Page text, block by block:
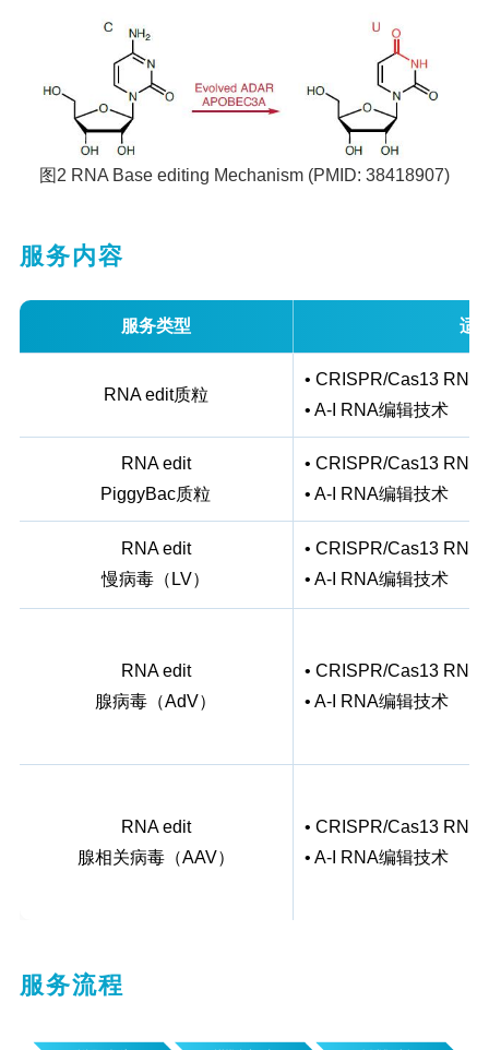
图2 RNA Base editing Mechanism (PMID: 38418907)
服务内容
服务类型 适
RNA edit质粒
• CRISPR/Cas13 RNA
• A-I RNA编辑技术
RNA edit
PiggyBac质粒
• CRISPR/Cas13 RNA
• A-I RNA编辑技术
RNA edit
慢病毒（LV）
• CRISPR/Cas13 RNA
• A-I RNA编辑技术
RNA edit
腺病毒（AdV）
• CRISPR/Cas13 RNA
• A-I RNA编辑技术
RNA edit
腺相关病毒（AAV）
• CRISPR/Cas13 RNA
• A-I RNA编辑技术
服务流程